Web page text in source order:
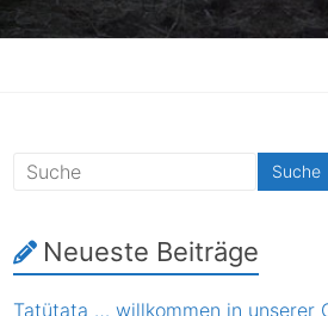
Neueste Beiträge
Tatütata … willkommen in unserer